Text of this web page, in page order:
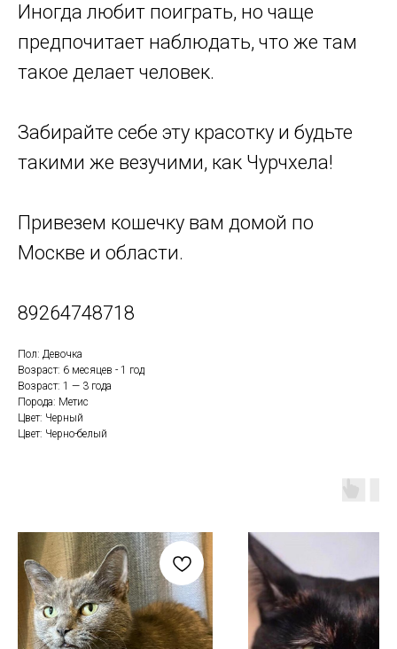
Иногда любит поиграть, но чаще
предпочитает наблюдать, что же там
такое делает человек.
Забирайте себе эту красотку и будьте
такими же везучими, как Чурчхела!
Привезем кошечку вам домой по
Москве и области.
89264748718
Пол: Девочка
Возраст: 6 месяцев - 1 год
Возраст: 1 — 3 года
Порода: Метис
Цвет: Черный
Цвет: Черно-белый